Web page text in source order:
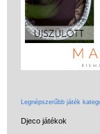
Legnépszerűbb játék
Djeco játékok